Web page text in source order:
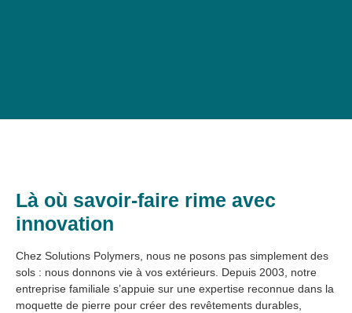
Là où savoir-faire rime avec
innovation
Chez Solutions Polymers, nous ne posons pas simplement des
sols : nous donnons vie à vos extérieurs. Depuis 2003, notre
entreprise familiale s’appuie sur une expertise reconnue dans la
moquette de pierre pour créer des revêtements durables,